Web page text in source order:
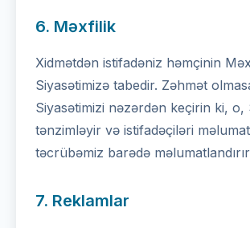
6. Məxfilik
Xidmətdən istifadəniz həmçinin
Siyasətimizə tabedir. Zəhmət
Siyasətimizi nəzərdən keçirin ki, o,
tənzimləyir və istifadəçiləri
təcrübəmiz barədə
7. Reklamlar